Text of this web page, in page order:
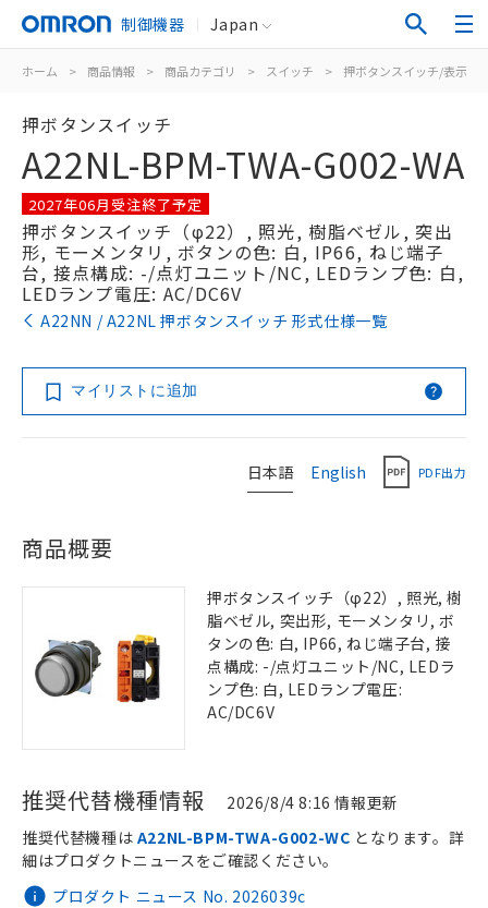
制御機器 Japan
ホーム > 商品情報 > 商品カテゴリ > スイッチ > 押ボタンスイッチ/表示灯
押ボタンスイッチ
A22NL-BPM-TWA-G002-WA
2027年06月受注終了予定
押ボタンスイッチ（φ22）, 照光, 樹脂ベゼル, 突出
形, モーメンタリ, ボタンの色: 白, IP66, ねじ端子
台, 接点構成: -/点灯ユニット/NC, LEDランプ色: 白,
LEDランプ電圧: AC/DC6V
A22NN / A22NL 押ボタンスイッチ 形式仕様一覧
マイリストに追加
日本語 English PDF出力
商品概要
押ボタンスイッチ（φ22）, 照光, 樹
脂ベゼル, 突出形, モーメンタリ, ボ
タンの色: 白, IP66, ねじ端子台, 接
点構成: -/点灯ユニット/NC, LEDラ
ンプ色: 白, LEDランプ電圧:
AC/DC6V
推奨代替機種情報 2026/8/4 8:16 情報更新
プロダクト ニュース No. 2026039c
推奨代替機種は A22NL-BPM-TWA-G002-WC となります。詳
細はプロダクトニュースをご確認ください。